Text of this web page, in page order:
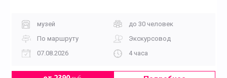
музей
до 30 человек
По маршруту
Экскурсовод
07.08.2026
4 часа